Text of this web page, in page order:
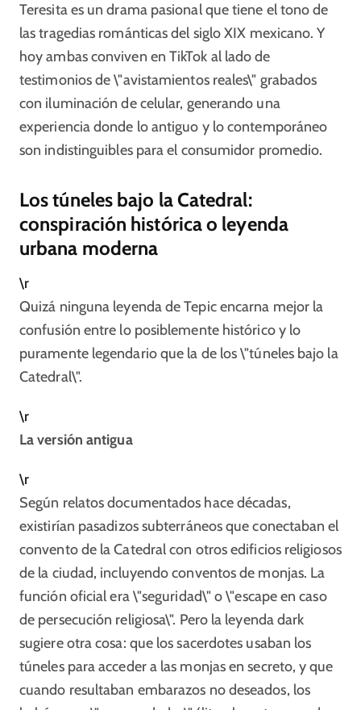
Teresita es un drama pasional que tiene el tono de
las tragedias románticas del siglo XIX mexicano. Y
hoy ambas conviven en TikTok al lado de
testimonios de \"avistamientos reales\" grabados
con iluminación de celular, generando una
experiencia donde lo antiguo y lo contemporáneo
son indistinguibles para el consumidor promedio.
Los túneles bajo la Catedral:
conspiración histórica o leyenda
urbana moderna
\r
Quizá ninguna leyenda de Tepic encarna mejor la
confusión entre lo posiblemente histórico y lo
puramente legendario que la de los \"túneles bajo la
Catedral\".
\r
La versión antigua
\r
Según relatos documentados hace décadas,
existirían pasadizos subterráneos que conectaban el
convento de la Catedral con otros edificios religiosos
de la ciudad, incluyendo conventos de monjas. La
función oficial era \"seguridad\" o \"escape en caso
de persecución religiosa\". Pero la leyenda dark
sugiere otra cosa: que los sacerdotes usaban los
túneles para acceder a las monjas en secreto, y que
cuando resultaban embarazos no deseados, los